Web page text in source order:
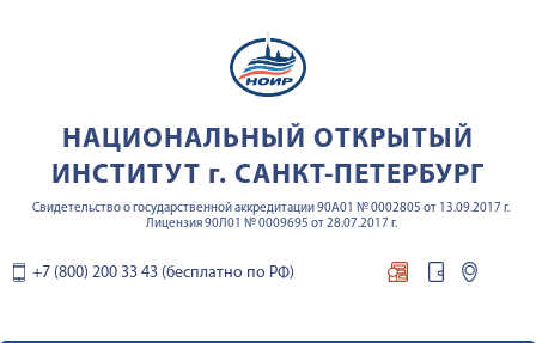
НАЦИОНАЛЬНЫЙ ОТКРЫТЫЙ
ИНСТИТУТ г. САНКТ-ПЕТЕРБУРГ
Свидетельство о государственной аккредитации 90А01 № 0002805 от 13.09.2017 г.
Лицензия 90Л01 № 0009695 от 28.07.2017 г.
+7 (800) 200 33 43 (бесплатно по РФ)